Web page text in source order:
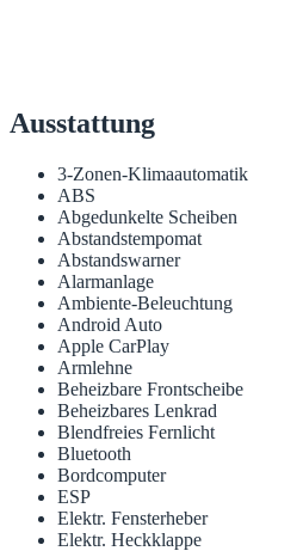
Ausstattung
3-Zonen-Klimaautomatik
ABS
Abgedunkelte Scheiben
Abstandstempomat
Abstandswarner
Alarmanlage
Ambiente-Beleuchtung
Android Auto
Apple CarPlay
Armlehne
Beheizbare Frontscheibe
Beheizbares Lenkrad
Blendfreies Fernlicht
Bluetooth
Bordcomputer
ESP
Elektr. Fensterheber
Elektr. Heckklappe